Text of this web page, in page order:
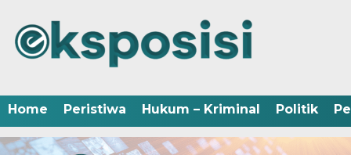
Home Peristiwa Hukum – Kriminal Politik